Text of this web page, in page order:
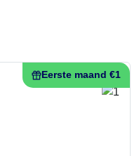
Eerste maand €1